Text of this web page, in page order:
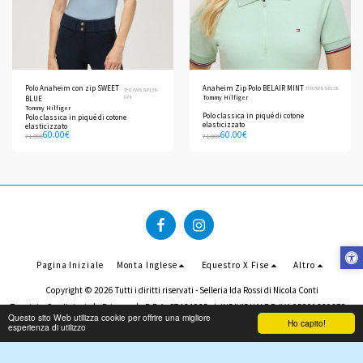
Ho capito!
Questo sito Web utilizza cookie per offrire una migliore
esperienza di utilizzo
Polo Anaheim con zip SWEET
BLUE
TH17WSSP138-
074
Tommy Hilfiger
Polo classica in piqué di cotone
elasticizzato
71.00€60.00€
Anaheim Zip Polo BELAIR MINT TH17WSSP138
Tommy Hilfiger
Polo classica in piqué di cotone
elasticizzato
71.00€60.00€
Pagina Iniziale Monta Inglese Equestro X Fise Altro
Copyright © 2026 Tutti i diritti riservati - Selleria Ida Rossi di Nicola Conti
Termini e Condizioni|Privacy|R.E.A. CT434925 - I. INDIVIDUALE P. IVA 05801330678